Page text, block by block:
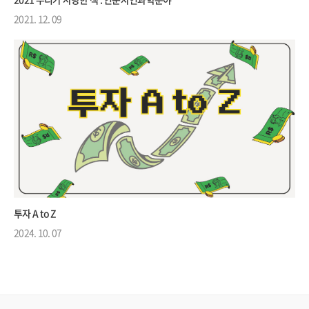
2021. 12. 09
투자 A to Z
2024. 10. 07